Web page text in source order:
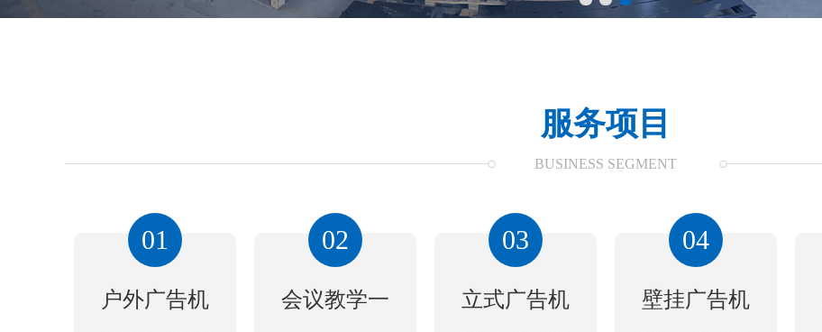
服务项目
BUSINESS SEGMENT
01
户外广告机
02
会议教学一
03
立式广告机
04
壁挂广告机